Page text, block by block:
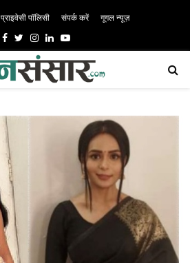
प्राइवेसी पॉलिसी संपर्क करें गूगल न्यूज़
Facebook
TwitterInstagram
LinkedinYoutube